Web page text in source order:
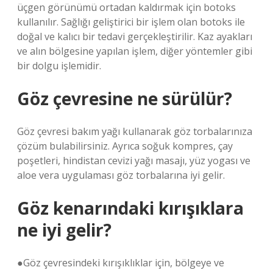
üçgen görünümü ortadan kaldırmak için botoks
kullanılır. Sağlığı geliştirici bir işlem olan botoks ile
doğal ve kalıcı bir tedavi gerçekleştirilir. Kaz ayakları
ve alın bölgesine yapılan işlem, diğer yöntemler gibi
bir dolgu işlemidir.
Göz çevresine ne sürülür?
Göz çevresi bakım yağı kullanarak göz torbalarınıza
çözüm bulabilirsiniz. Ayrıca soğuk kompres, çay
poşetleri, hindistan cevizi yağı masajı, yüz yogası ve
aloe vera uygulaması göz torbalarına iyi gelir.
Göz kenarındaki kırışıklara
ne iyi gelir?
●Göz çevresindeki kırışıklıklar için, bölgeye ve